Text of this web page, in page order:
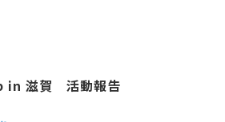
in 滋賀 活動報告